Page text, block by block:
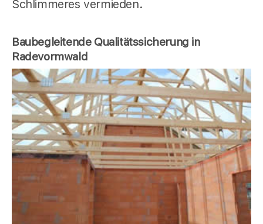
Schlimmeres vermieden.
Baubegleitende Qualitätssicherung in
Radevormwald